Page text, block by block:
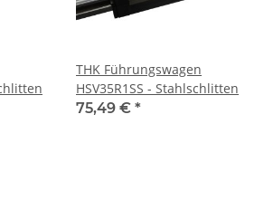
THK Führungswagen
HSV35R1SS - Stahlschlitten
75,49 € *